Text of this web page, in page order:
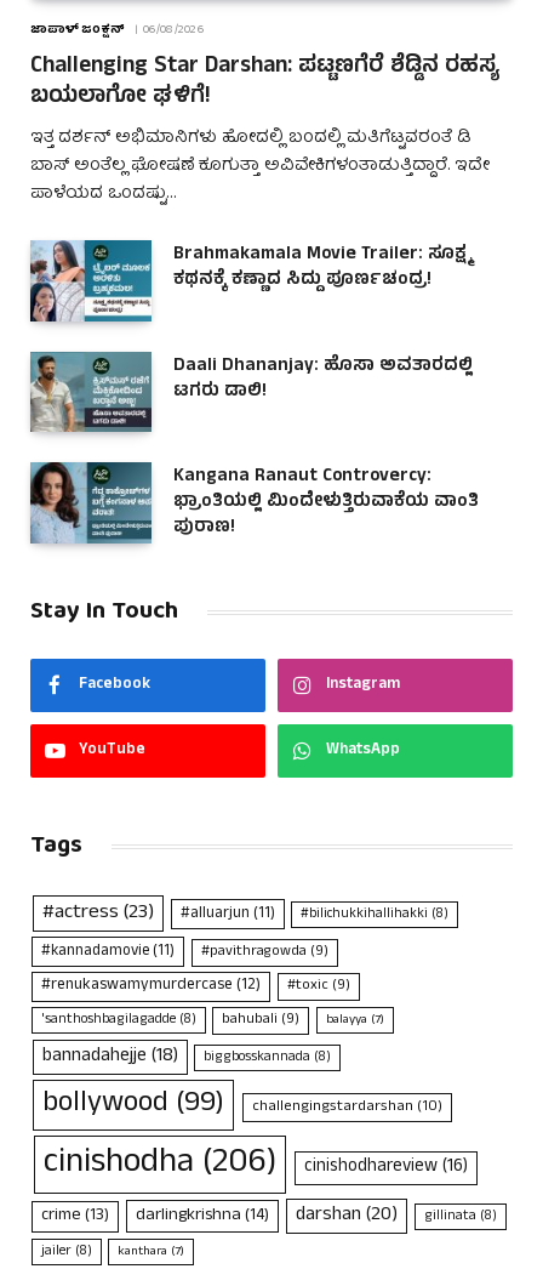
ಜಾಪಾಳ್ ಜಂಕ್ಷನ್ 06/08/2026
Challenging Star Darshan: ಪಟ್ಟಣಗೆರೆ ಶೆಡ್ಡಿನ ರಹಸ್ಯ
ಬಯಲಾಗೋ ಘಳಿಗೆ!
ಇತ್ತ ದರ್ಶನ್ ಅಭಿಮಾನಿಗಳು ಹೋದಲ್ಲಿ ಬಂದಲ್ಲಿ ಮತಿಗೆಟ್ಟವರಂತೆ ಡಿ
ಬಾಸ್ ಅಂತೆಲ್ಲ ಘೋಷಣೆ ಕೂಗುತ್ತಾ ಅವಿವೇಕಿಗಳಂತಾಡುತ್ತಿದ್ದಾರೆ. ಇದೇ
ಪಾಳೆಯದ ಒಂದಷ್ಟು…
Brahmakamala Movie Trailer: ಸೂಕ್ಷ್ಮ
ಕಥನಕ್ಕೆ ಕಣ್ಣಾದ ಸಿದ್ದು ಪೂರ್ಣಚಂದ್ರ!
Daali Dhananjay: ಹೊಸಾ ಅವತಾರದಲ್ಲಿ
ಟಗರು ಡಾಲಿ!
Kangana Ranaut Controvercy:
ಭ್ರಾಂತಿಯಲ್ಲಿ ಮಿಂದೇಳುತ್ತಿರುವಾಕೆಯ ವಾಂತಿ
ಪುರಾಣ!
Stay In Touch
Facebook Instagram
YouTube WhatsApp
Tags
#actress(23) #alluarjun(11) #bilichukkihallihakki (8)
#kannadamovie(11) #pavithragowda (9)
#renukaswamymurdercase(12) #toxic(9)
'santhoshbagilagadde (8) bahubali (9) balayya (7)
bannadahejje(18) biggbosskannada (8)
bollywood (99) challengingstardarshan (10)
cinishodha (206) cinishodhareview(16)
crime(13) darlingkrishna(14) darshan(20) gillinata (8)
jailer (8) kanthara (7)